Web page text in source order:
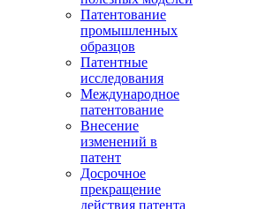
Патентование
промышленных
образцов
Патентные
исследования
Международное
патентование
Внесение
изменений в
патент
Досрочное
прекращение
действия патента